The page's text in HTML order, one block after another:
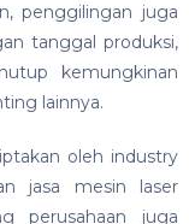
penggilingan juga
tanggal produksi,
kemungkinan
lainnya.
oleh industry
jasa mesin laser
perusahaan juga